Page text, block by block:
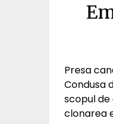
Presa
Condusa
scopul
clonarea